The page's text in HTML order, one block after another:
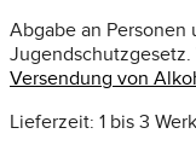
Abgabe an Personen
Versendung von
Lieferzeit: 1 bis 3